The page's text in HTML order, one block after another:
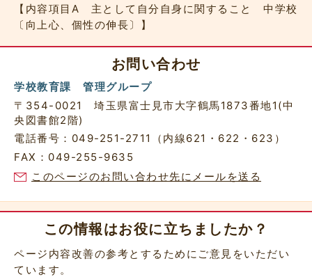
【内容項目A 主として自分自身に関すること 中学校
〔向上心、個性の伸長〕】
お問い合わせ
学校教育課 管理グループ
〒354-0021 埼玉県富士見市大字鶴馬1873番地1(中
央図書館2階)
電話番号：049-251-2711（内線621・622・623）
FAX：049-255-9635
このページのお問い合わせ先にメールを送る
この情報はお役に立ちましたか？
ページ内容改善の参考とするためにご意見をいただい
ています。